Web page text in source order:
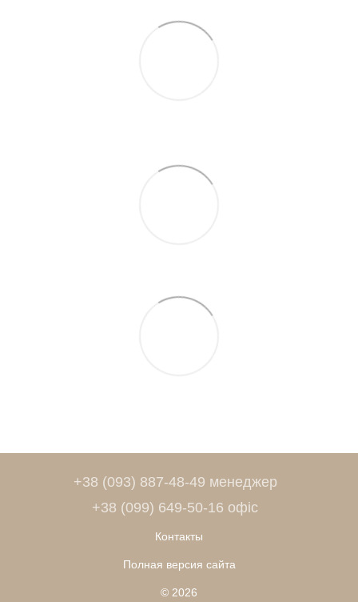
+38 (093) 887-48-49 менеджер
+38 (099) 649-50-16 офіс
Контакты
Полная версия сайта
© 2026